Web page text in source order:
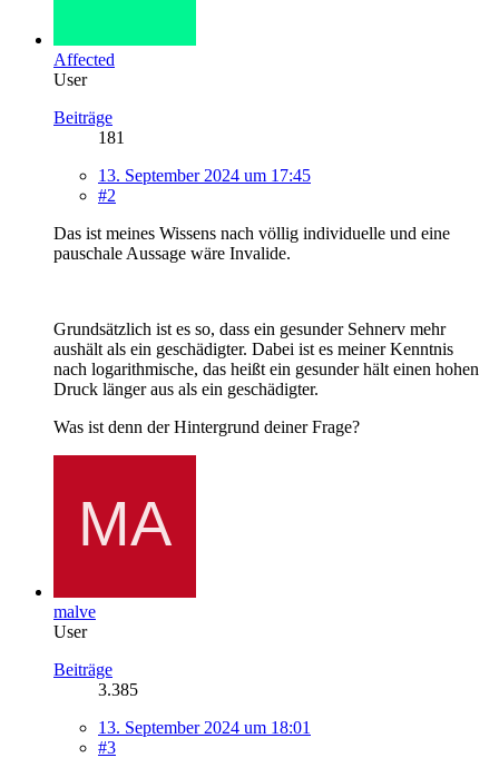
Affected
User
Beiträge
181
13. September 2024 um 17:45
#2
Das ist meines Wissens nach völlig individuelle und eine
pauschale Aussage wäre Invalide.
Grundsätzlich ist es so, dass ein gesunder Sehnerv mehr
aushält als ein geschädigter. Dabei ist es meiner Kenntnis
nach logarithmische, das heißt ein gesunder hält einen hohen
Druck länger aus als ein geschädigter.
Was ist denn der Hintergrund deiner Frage?
malve
User
Beiträge
3.385
13. September 2024 um 18:01
#3